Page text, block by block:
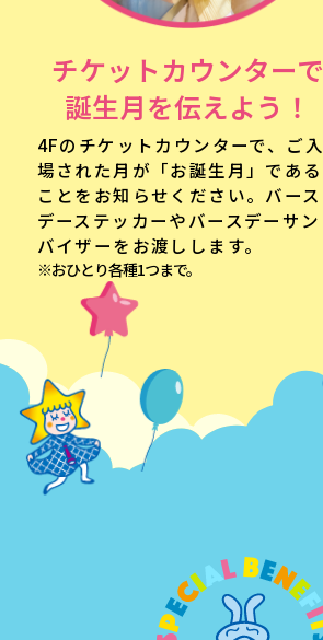
チケットカウンターで
誕生月を伝えよう！
4Fのチケットカウンターで、ご入
場された月が「お誕生月」である
ことをお知らせください。バース
デーステッカーやバースデーサン
バイザーをお渡しします。
※おひとり各種1つまで。